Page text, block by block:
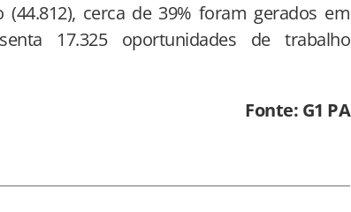
cerca de 39% foram gerados em
17.325 oportunidades de trabalho
Fonte: G1 PA